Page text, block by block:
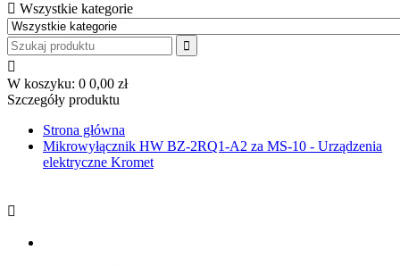
Wszystkie kategorie
W koszyku: 0 0,00 zł
Szczegóły produktu
Strona główna
Mikrowyłącznik HW BZ-2RQ1-A2 za MS-10 - Urządzenia
elektryczne Kromet
